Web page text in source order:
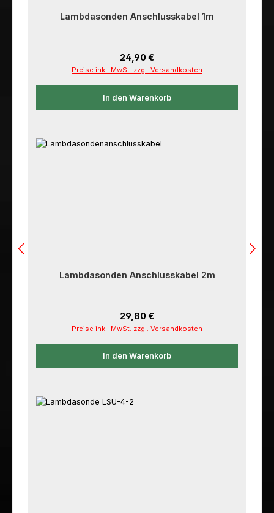
Lambdasonden Anschlusskabel 1m
Regulärer Preis:
24,90 €
Preise inkl. MwSt. zzgl. Versandkosten
In den Warenkorb
Lambdasonden Anschlusskabel 2m
Regulärer Preis:
29,80 €
Preise inkl. MwSt. zzgl. Versandkosten
In den Warenkorb